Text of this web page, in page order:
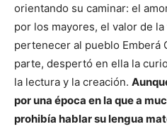
orientando su caminar: el
por los mayores, el valor de
pertenecer al pueblo Emberá
parte, despertó en ella la
la lectura y la creación.
por una época en la que a
prohibía hablar su lengua